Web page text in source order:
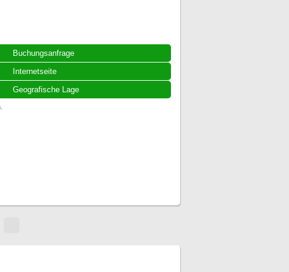
Buchungsanfrage
Internetseite
Geografische Lage